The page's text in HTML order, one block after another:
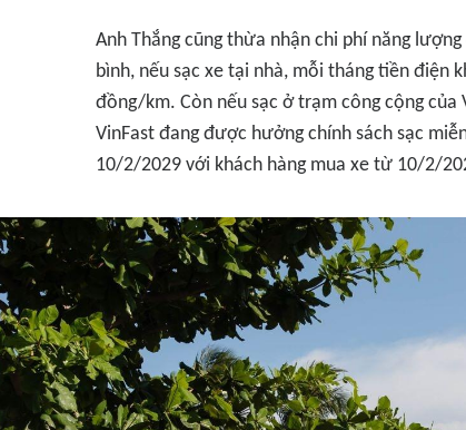
Anh Thắng cũng thừa nhận chi phí năng
bình, nếu sạc xe tại nhà, mỗi tháng tiền điện
đồng/km. Còn nếu sạc ở trạm công cộng của
VinFast đang được hưởng chính sách sạc
10/2/2029 với khách hàng mua xe từ 10/2/